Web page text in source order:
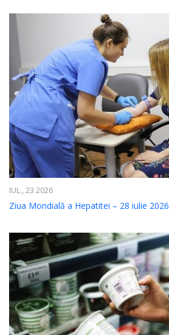
IUL., 23 2026
Ziua Mondială a Hepatitei – 28 iulie 2026